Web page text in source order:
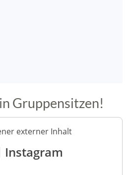
Gruppensitzen!
externer Inhalt
Instagram